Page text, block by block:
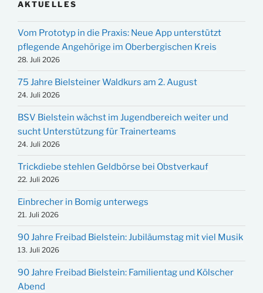
AKTUELLES
Vom Prototyp in die Praxis: Neue App unterstützt
pflegende Angehörige im Oberbergischen Kreis
28. Juli 2026
75 Jahre Bielsteiner Waldkurs am 2. August
24. Juli 2026
BSV Bielstein wächst im Jugendbereich weiter und
sucht Unterstützung für Trainerteams
24. Juli 2026
Trickdiebe stehlen Geldbörse bei Obstverkauf
22. Juli 2026
Einbrecher in Bomig unterwegs
21. Juli 2026
90 Jahre Freibad Bielstein: Jubiläumstag mit viel Musik
13. Juli 2026
90 Jahre Freibad Bielstein: Familientag und Kölscher
Abend